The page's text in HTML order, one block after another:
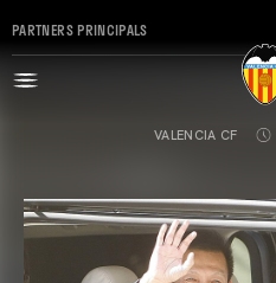
PARTNERS PRINCIPALS
VALENCIA CF